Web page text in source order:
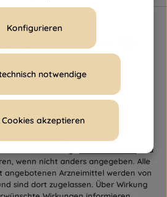
zzgl.
und
wenn nicht anders angegeben. Alle
angebotenen Arzneimittel werden von
sind dort zugelassen. Über Wirkung
notwendige
Konfigurieren
akzeptieren